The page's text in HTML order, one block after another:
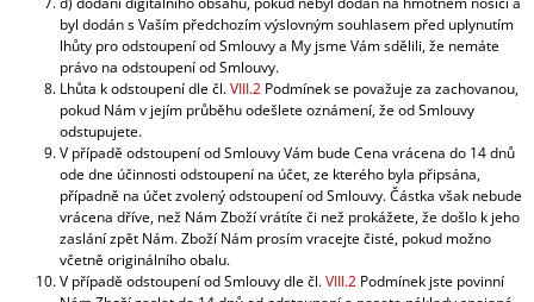
byl dodán s Vaším předchozím výslovným souhlasem před uplynutím
lhůty pro odstoupení od Smlouvy a My jsme Vám sdělili, že nemáte
právo na odstoupení od Smlouvy.
Lhůta k odstoupení dle čl.VIII.2 Podmínek se považuje za zachovanou,
pokud Nám v jejím průběhu odešlete oznámení, že od Smlouvy
odstupujete.
V případě odstoupení od Smlouvy Vám bude Cena vrácena do 14 dnů
ode dne účinnosti odstoupení na účet, ze kterého byla připsána,
případně na účet zvolený odstoupení od Smlouvy. Částka však nebude
vrácena dříve, než Nám Zboží vrátíte či než prokážete, že došlo k jeho
zaslání zpět Nám. Zboží Nám prosím vracejte čisté, pokud možno
včetně originálního obalu.
V případě odstoupení od Smlouvy dle čl.VIII.2 Podmínek jste povinní